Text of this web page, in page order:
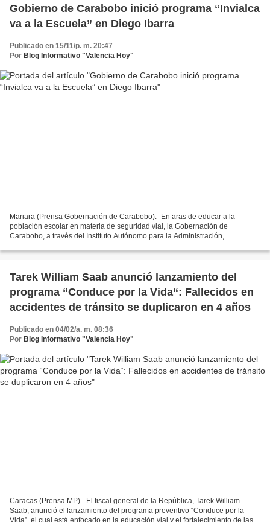
Gobierno de Carabobo inició programa “Invialca
va a la Escuela” en Diego Ibarra
Publicado en 15/11/p. m. 20:47
Por Blog Informativo "Valencia Hoy"
Mariara (Prensa Gobernación de Carabobo).- En aras de educar a la
población escolar en materia de seguridad vial, la Gobernación de
Carabobo, a través del Instituto Autónomo para la Administración,
Tarek William Saab anunció lanzamiento del
programa “Conduce por la Vida“: Fallecidos en
accidentes de tránsito se duplicaron en 4 años
Publicado en 04/02/a. m. 08:36
Por Blog Informativo "Valencia Hoy"
Caracas (Prensa MP).- El fiscal general de la República, Tarek William
Saab, anunció el lanzamiento del programa preventivo “Conduce por la
Vida”, el cual está enfocado en la educación vial y el fortalecimiento de las